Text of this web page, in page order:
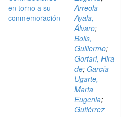
en torno a su
conmemoración
Arreola
Ayala,
Álvaro;
Boils,
Guillermo;
Gortari, Hira
de; García
Ugarte,
Marta
Eugenia;
Gutiérrez